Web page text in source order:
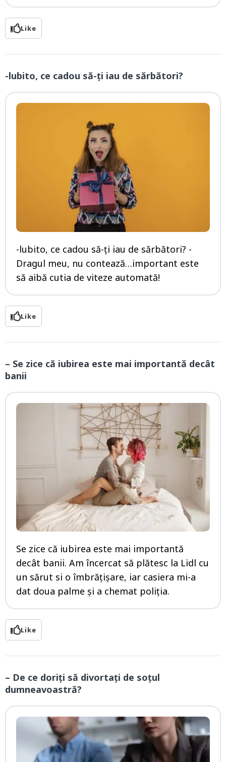
Like
-lubito, ce cadou să-ţi iau de sărbători?
-lubito, ce cadou să-ţi iau de sărbători? -
Dragul meu, nu contează…important este
să aibă cutia de viteze automată!
Like
– Se zice că iubirea este mai importantă decât
banii
Se zice că iubirea este mai importantă
decât banii. Am încercat să plătesc la Lidl cu
un sărut si o îmbrăţişare, iar casiera mi-a
dat doua palme şi a chemat poliția.
Like
– De ce doriți să divortați de soțul
dumneavoastră?